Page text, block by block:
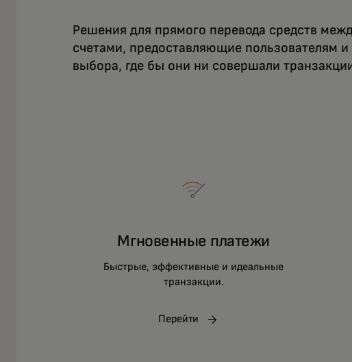
Решения для прямого перевода средств
счетами, предоставляющие пользователям
выбора, где бы они ни совершали
Мгновенные платежи
Быстрые, эффективные и идеальные
транзакции.
Перейти